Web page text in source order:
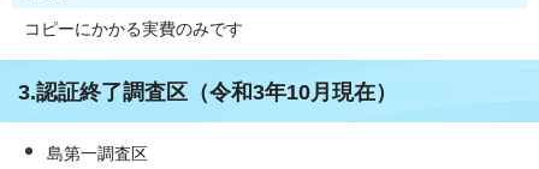
コピーにかかる実費のみです
3.認証終了調査区（令和3年10月現在）
島第一調査区